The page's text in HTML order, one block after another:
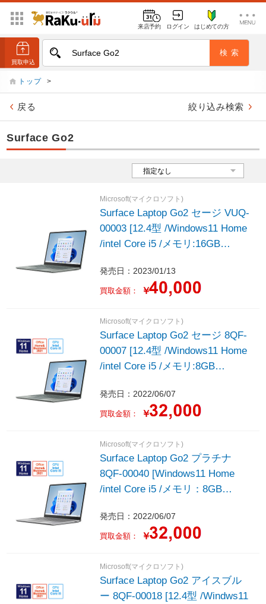
来店予約 ログイン はじめての方
トップ >
戻る 絞り込み検索
Surface Go2
Microsoft(マイクロソフト)
Surface Laptop Go2 セージ VUQ-
00003 [12.4型 /Windows11 Home
/intel Core i5 /メモリ:16GB
発売日：2023/01/13
買取金額： ￥
Microsoft(マイクロソフト)
Surface Laptop Go2 セージ 8QF-
00007 [12.4型 /Windows11 Home
/intel Core i5 /メモリ:8GB
ル]ndows11 Home /intel Core i5 /
メモリ：8GB /SSD：256GB
発売日：2022/06/07
買取金額： ￥
Microsoft(マイクロソフト)
Surface Laptop Go2 プラチナ
8QF-00040 [Windows11 Home
/intel Core i5 /メモリ：8GB
発売日：2022/06/07
買取金額： ￥
Microsoft(マイクロソフト)
Surface Laptop Go2 アイスブル
ー 8QF-00018 [12.4型 /Windws11